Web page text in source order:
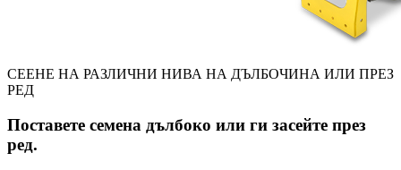
СЕЕНЕ НА РАЗЛИЧНИ НИВА НА ДЪЛБОЧИНА ИЛИ ПРЕЗ
РЕД
Поставете семена дълбоко или ги засейте през
ред.